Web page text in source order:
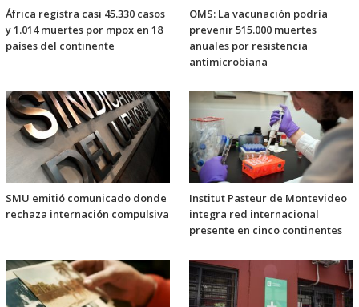
África registra casi 45.330 casos
y 1.014 muertes por mpox en 18
países del continente
OMS: La vacunación podría
prevenir 515.000 muertes
anuales por resistencia
antimicrobiana
SMU emitió comunicado donde
rechaza internación compulsiva
Institut Pasteur de Montevideo
integra red internacional
presente en cinco continentes